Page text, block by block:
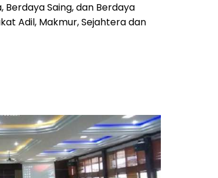
Berdaya Saing, dan Berdaya
Adil, Makmur, Sejahtera dan